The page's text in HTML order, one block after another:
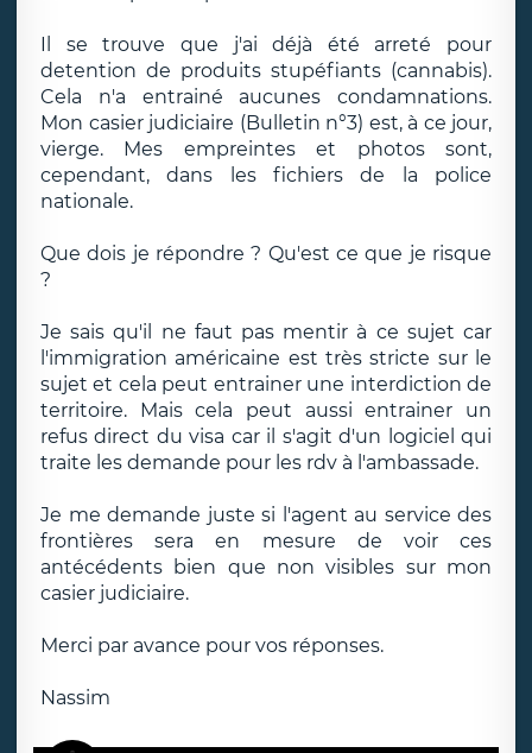
Il se trouve que j'ai déjà été arreté pour
detention de produits stupéfiants (cannabis).
Cela n'a entrainé aucunes condamnations.
Mon casier judiciaire (Bulletin n°3) est, à ce jour,
vierge. Mes empreintes et photos sont,
cependant, dans les fichiers de la police
nationale.
Que dois je répondre ? Qu'est ce que je risque
?
Je sais qu'il ne faut pas mentir à ce sujet car
l'immigration américaine est très stricte sur le
sujet et cela peut entrainer une interdiction de
territoire. Mais cela peut aussi entrainer un
refus direct du visa car il s'agit d'un logiciel qui
traite les demande pour les rdv à l'ambassade.
Je me demande juste si l'agent au service des
frontières sera en mesure de voir ces
antécédents bien que non visibles sur mon
casier judiciaire.
Merci par avance pour vos réponses.
Nassim